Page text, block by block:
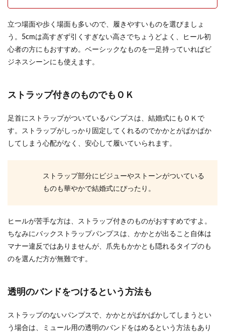
立つ場面や歩く場面も多いので、履きやすいものを選びましょ
う。5cmは高すぎず引くすぎない高さでちょうどよく、ヒール初
心者の方にもおすすめ。ベーシックなものを一足持っていればビ
ジネスシーンにも使えます。
ストラップ付きのものでもＯＫ
足首にストラップがついているパンプスは、結婚式にもＯＫで
す。ストラップがしっかり固定してくれるのでかかとがぱかぱか
してしまう心配がなく、安心して履いていられます。
ストラップ部分にビジューやストーンがついている
ものも華やかで結婚式にぴったり。
ヒールが苦手な方は、ストラップ付きのものがおすすめですよ。
ちなみにバックストラップパンプスは、かかとが出ること自体は
マナー違反ではありませんが、爪先もかかとも隠れるタイプのも
のを選んだ方が無難です。
透明のバンドをつけるという方法も
ストラップのないパンプスで、かかとがぱかぱかしてしまうとい
う場合は、ミュール用の透明のバンドをはめるという方法もあり